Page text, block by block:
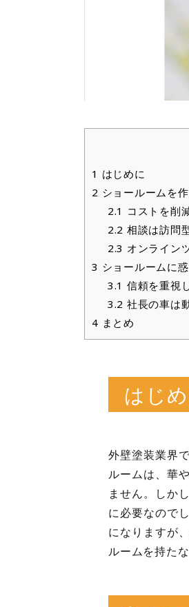
1 はじめに
2 ショールームを
2.1 コストを削
2.2 相談は訪問
2.3 オンライン
3 ショールームに
3.1 信頼を重視
3.2 社長の車は
4 まとめ
はじ
外壁塗装業界
ルームは、華
ません。しか
に必要なので
になりますが
ルームを持た